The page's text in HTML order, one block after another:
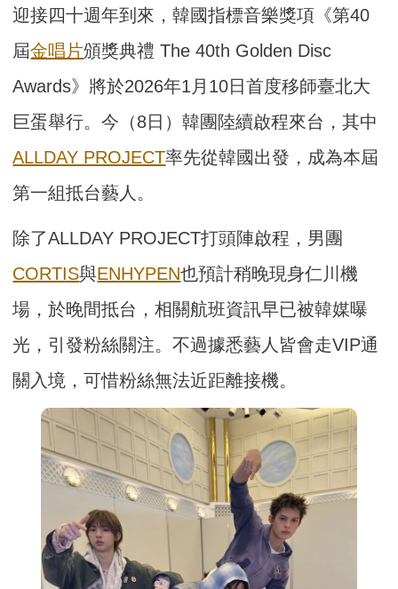
迎接四十週年到來，韓國指標音樂獎項《第40
屆金唱片頒獎典禮 The 40th Golden Disc
Awards》將於2026年1月10日首度移師臺北大
巨蛋舉行。今（8日）韓團陸續啟程來台，其中
ALLDAY PROJECT率先從韓國出發，成為本屆
第一組抵台藝人。
除了ALLDAY PROJECT打頭陣啟程，男團
CORTIS與ENHYPEN也預計稍晚現身仁川機
場，於晚間抵台，相關航班資訊早已被韓媒曝
光，引發粉絲關注。不過據悉藝人皆會走VIP通
關入境，可惜粉絲無法近距離接機。